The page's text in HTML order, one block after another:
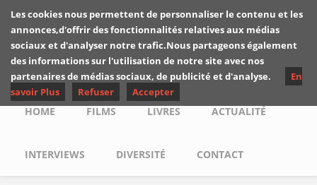
Skip to main content
Les critiques de
Yuyine
Main menu
HOME FILMS LIVRES ACTUALITÉ
INTERVIEWS DIVERSITÉ CONTACT
Les cookies nous permettent de personnaliser le contenu et les
annonces,d'offrir des fonctionnalités relatives aux médias
sociaux et d'analyser notre trafic.Nous partageons également
des informations sur l'utilisation de notre site avec nos
partenaires de médias sociaux, de publicité et d'analyse.
En
savoir Plus
Refuser Accepter